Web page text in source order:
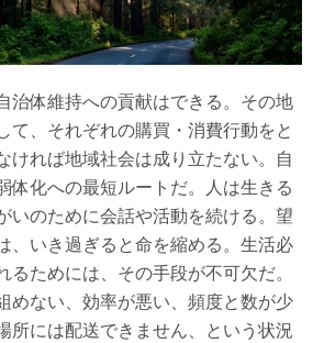
治体維持への貢献はできる。その地
て、それぞれの購買・消費行動をと
ければ地域社会は成り立たない。自
体化への最短ルートだ。人は生きる
いのために会話や活動を続ける。望
、いき過ぎると命を縮める。生活必
るためには、その手段が不可欠だ。
めない、効率が悪い、頻度と数が少
所には配送できません、という状況